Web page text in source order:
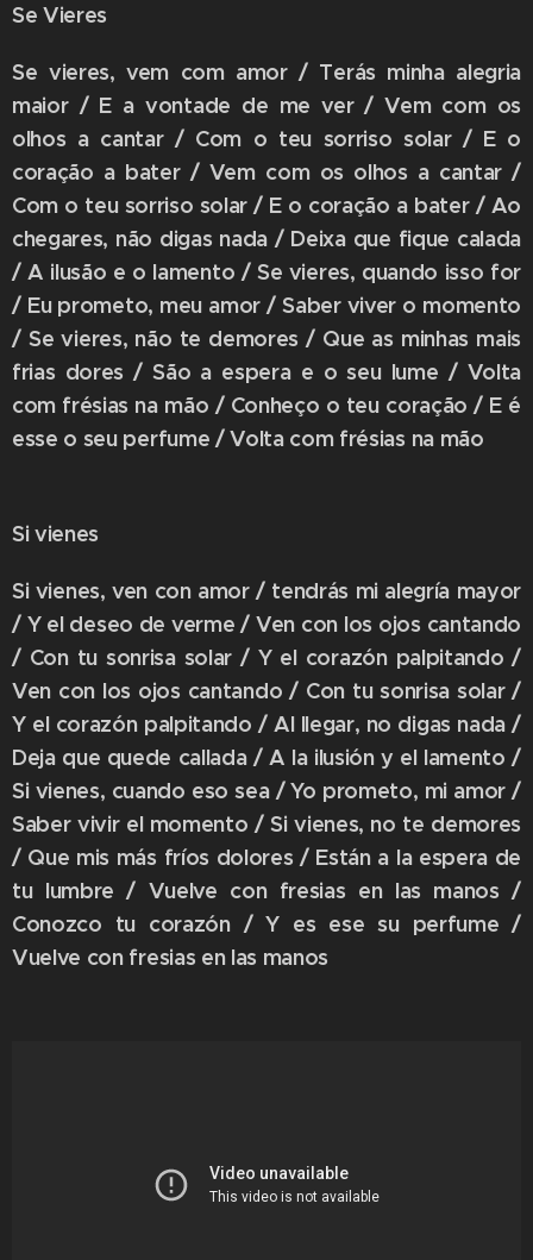
Se Vieres
Se vieres, vem com amor / Terás minha alegria
maior / E a vontade de me ver / Vem com os
olhos a cantar / Com o teu sorriso solar / E o
coração a bater / Vem com os olhos a cantar /
Com o teu sorriso solar / E o coração a bater / Ao
chegares, não digas nada / Deixa que fique calada
/ A ilusão e o lamento / Se vieres, quando isso for
/ Eu prometo, meu amor / Saber viver o momento
/ Se vieres, não te demores / Que as minhas mais
frias dores / São a espera e o seu lume / Volta
com frésias na mão / Conheço o teu coração / E é
esse o seu perfume / Volta com frésias na mão
Si vienes
Si vienes, ven con amor / tendrás mi alegría mayor
/ Y el deseo de verme / Ven con los ojos cantando
/ Con tu sonrisa solar / Y el corazón palpitando /
Ven con los ojos cantando / Con tu sonrisa solar /
Y el corazón palpitando / Al llegar, no digas nada /
Deja que quede callada / A la ilusión y el lamento /
Si vienes, cuando eso sea / Yo prometo, mi amor /
Saber vivir el momento / Si vienes, no te demores
/ Que mis más fríos dolores / Están a la espera de
tu lumbre / Vuelve con fresias en las manos /
Conozco tu corazón / Y es ese su perfume /
Vuelve con fresias en las manos